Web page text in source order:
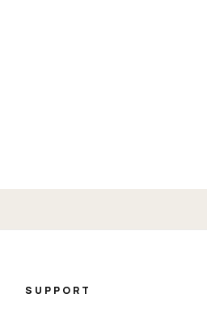
SUPPORT